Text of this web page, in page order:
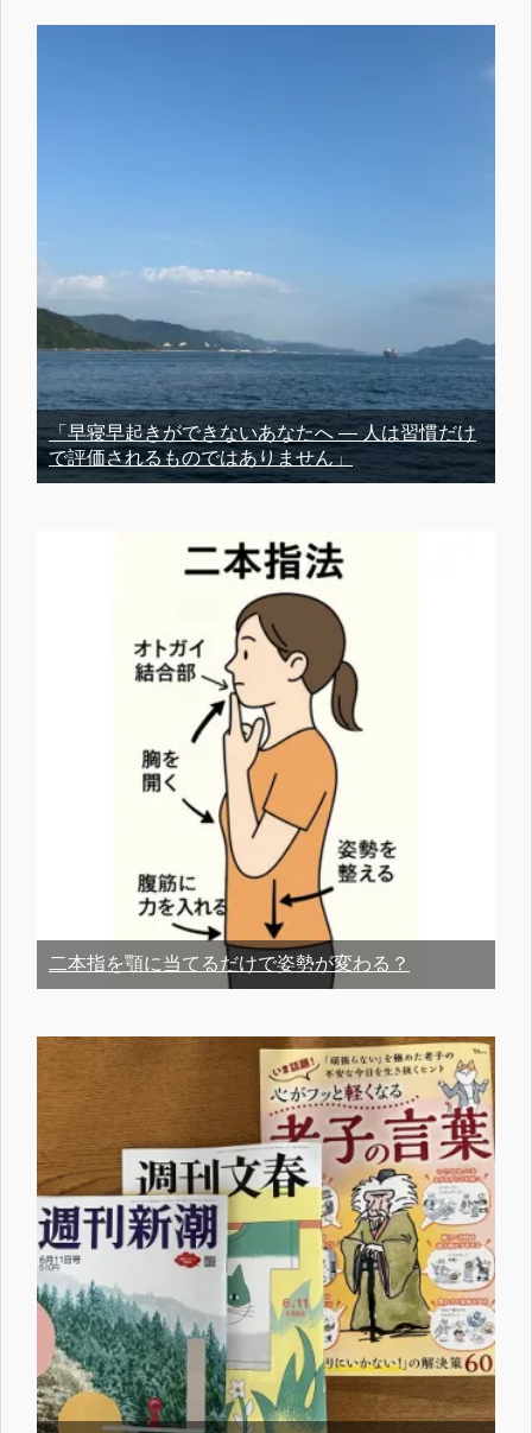
「早寝早起きができないあなたへ ― 人は習慣だけ
で評価されるものではありません」
二本指を顎に当てるだけで姿勢が変わる？